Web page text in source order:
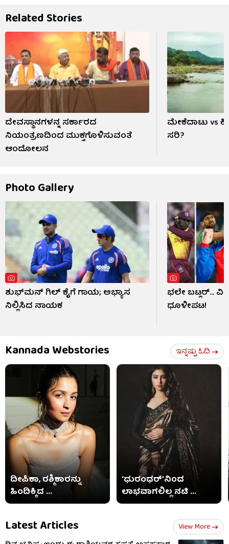
Related Stories
ದೇವಸ್ಥಾನಗಳನ್ನ ಸರ್ಕಾರದ
ನಿಯಂತ್ರಣದಿಂದ ಮುಕ್ತಗೊಳಿಸುವಂತೆ
ಆಂದೋಲನ
ಮೇಕೆದಾಟು vs
ಸರಿ?
Photo Gallery
ಶುಭ್​ಮನ್ ಗಿಲ್ ಕೈಗೆ ಗಾಯ; ಅಭ್ಯಾಸ
ನಿಲ್ಲಿಸಿದ ನಾಯಕ
ಭಲೇ ಬಟ್ಲರ್...
ಧೂಳೀಪಟ!
Kannada Webstories ಇನ್ನಷ್ಟು ಓದಿ
ದೀಪಿಕಾ, ರಶ್ಮಿಕಾರನ್ನು
ಹಿಂದಿಕ್ಕಿದ ...
‘ಧುರಂಧರ್’ನಿಂದ
ಲಾಭವಾಗಲಿಲ್ಲ ನಟಿ ...
Latest Articles View More